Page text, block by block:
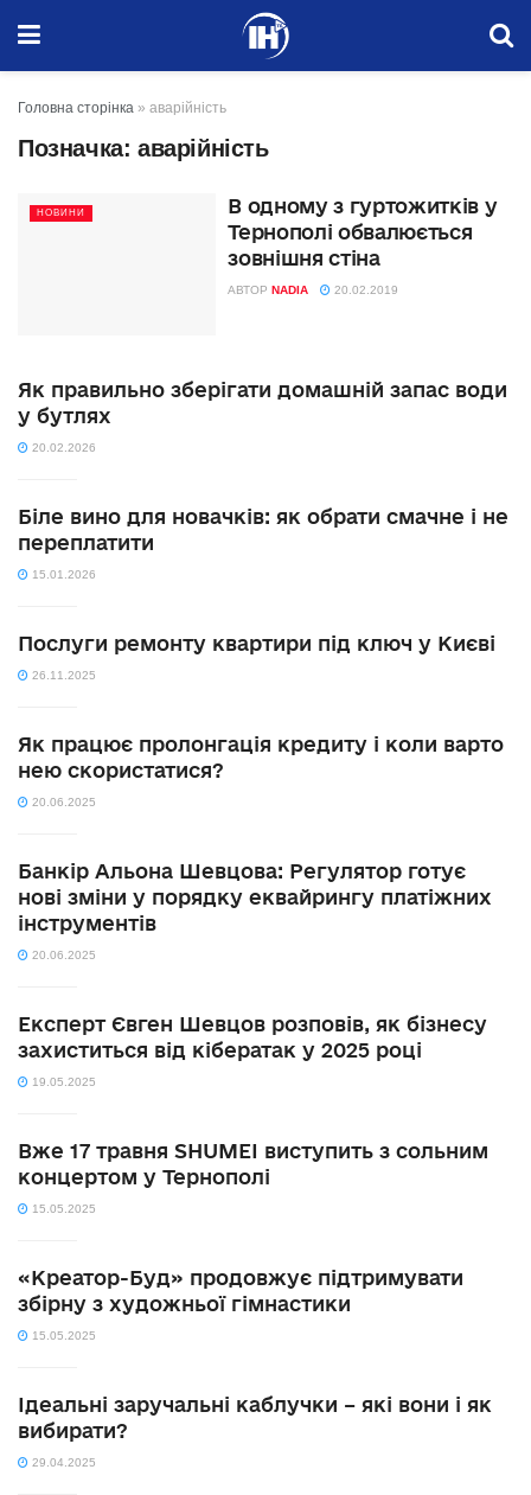
Головна сторінка » аварійність
Позначка: аварійність
НОВИНИ
В одному з гуртожитків у
Тернополі обвалюється
зовнішня стіна
АВТОР NADIA 20.02.2019
Як правильно зберігати домашній запас води
у бутлях
20.02.2026
Біле вино для новачків: як обрати смачне і не
переплатити
15.01.2026
Послуги ремонту квартири під ключ у Києві
26.11.2025
Як працює пролонгація кредиту і коли варто
нею скористатися?
20.06.2025
Банкір Альона Шевцова: Регулятор готує
нові зміни у порядку еквайрингу платіжних
інструментів
20.06.2025
Експерт Євген Шевцов розповів, як бізнесу
захиститься від кібератак у 2025 році
19.05.2025
Вже 17 травня SHUMEI виступить з сольним
концертом у Тернополі
15.05.2025
«Креатор-Буд» продовжує підтримувати
збірну з художньої гімнастики
15.05.2025
Ідеальні заручальні каблучки – які вони і як
вибирати?
29.04.2025